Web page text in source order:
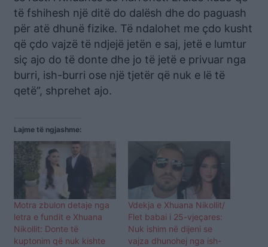
të fshihesh një ditë do dalësh dhe do paguash
për atë dhunë fizike. Të ndalohet me çdo kusht
që çdo vajzë të ndjejë jetën e saj, jetë e lumtur
siç ajo do të donte dhe jo të jetë e privuar nga
burri, ish-burri ose një tjetër që nuk e lë të
qetë”, shprehet ajo.
Lajme të ngjashme:
Motra zbulon detaje nga
letra e fundit e Xhuana
Nikollit: Donte të
kuptonim që nuk kishte
Vdekja e Xhuana Nikollit/
Flet babai i 25-vjeçares:
Nuk ishim në dijeni se
vajza dhunohej nga ish-